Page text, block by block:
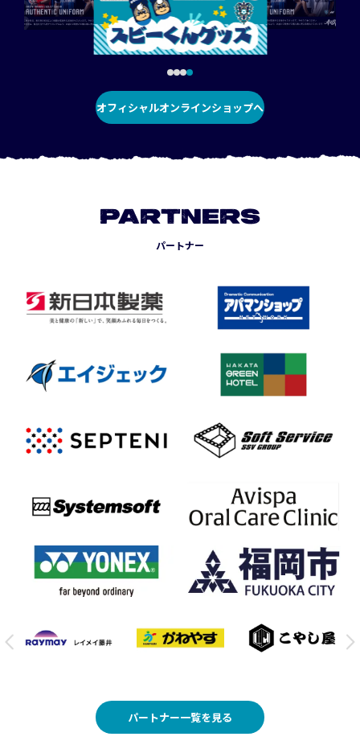
オフィシャルオンラインショップへ
PARTNERS
パートナー
パートナー一覧を見る